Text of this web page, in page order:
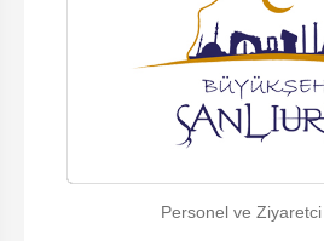
Personel ve